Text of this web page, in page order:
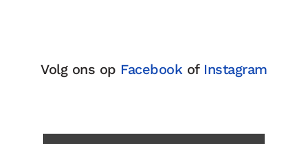
Volg ons op Facebook of Instagram